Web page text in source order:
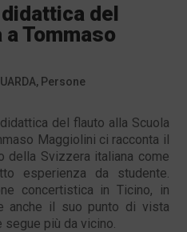
del
Tommaso
, Persone
del flauto alla Scuola
Maggiolini ci racconta il
della Svizzera italiana come
esperienza da studente.
concertistica in Ticino, in
anche il suo punto di vista
più da vicino.